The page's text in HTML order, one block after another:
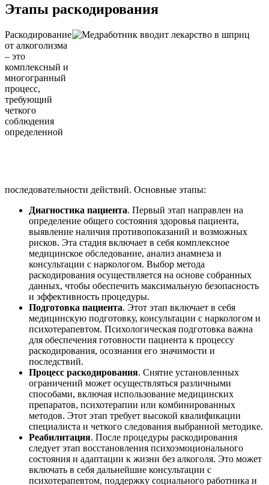
Этапы раскодирования
Раскодирование
от алкоголизма
– это
комплексный и
многогранный
процесс,
требующий
четкого
соблюдения
определенной
последовательности действий. Основные этапы:
Диагностика пациента. Первый этап направлен на
определение общего состояния здоровья пациента,
выявление наличия противопоказаний и возможных
рисков. Эта стадия включает в себя комплексное
медицинское обследование, анализ анамнеза и
консультации с наркологом. Выбор метода
раскодирования осуществляется на основе собранных
данных, чтобы обеспечить максимальную безопасность
и эффективность процедуры.
Подготовка пациента. Этот этап включает в себя
медицинскую подготовку, консультации с наркологом и
психотерапевтом. Психологическая подготовка важна
для обеспечения готовности пациента к процессу
раскодирования, осознания его значимости и
последствий.
Процесс раскодирования. Снятие установленных
ограничений может осуществляться различными
способами, включая использование медицинских
препаратов, психотерапии или комбинированных
методов. Этот этап требует высокой квалификации
специалиста и четкого следования выбранной методике.
Реабилитация. После процедуры раскодирования
следует этап восстановления психоэмоционального
состояния и адаптации к жизни без алкоголя. Это может
включать в себя дальнейшие консультации с
психотерапевтом, поддержку социального работника и